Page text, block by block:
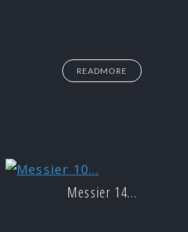
READMORE
Messier 14…